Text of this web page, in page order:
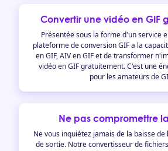
Convertir une vidéo en GIF
Présentée sous la forme d'un service
plateforme de conversion GIF a la
en GIF, AIV en GIF et de transformer
vidéo en GIF gratuitement. C'est une
pour les amateurs de
Ne pas compromettre
Ne vous inquiétez jamais de la baisse
de sortie. Notre convertisseur de